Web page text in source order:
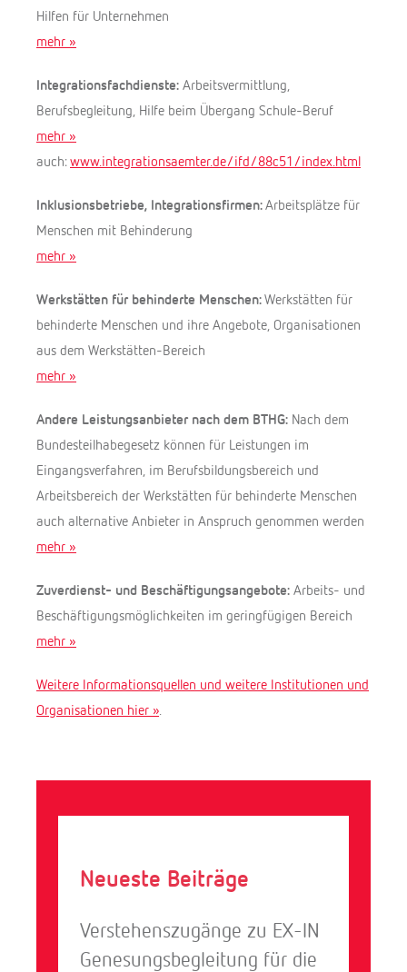
Hilfen für Unternehmen
mehr »
Integrationsfachdienste: Arbeitsvermittlung,
Berufsbegleitung, Hilfe beim Übergang Schule-Beruf
mehr »
auch:www.integrationsaemter.de/ifd/88c51/index.html
Inklusionsbetriebe, Integrationsfirmen:Arbeitsplätze für
Menschen mit Behinderung
mehr »
Werkstätten für behinderte Menschen:Werkstätten für
behinderte Menschen und ihre Angebote, Organisationen
aus dem Werkstätten-Bereich
mehr »
Andere Leistungsanbieter nach dem BTHG: Nach dem
Bundesteilhabegesetz können für Leistungen im
Eingangsverfahren, im Berufsbildungsbereich und
Arbeitsbereich der Werkstätten für behinderte Menschen
auch alternative Anbieter in Anspruch genommen werden
mehr »
Zuverdienst- und Beschäftigungsangebote: Arbeits- und
Beschäftigungsmöglichkeiten im geringfügigen Bereich
mehr »
Weitere Informationsquellen und weitere Institutionen und
Organisationen hier »
Neueste Beiträge
Verstehenszugänge zu EX-IN
Genesungsbegleitung für die